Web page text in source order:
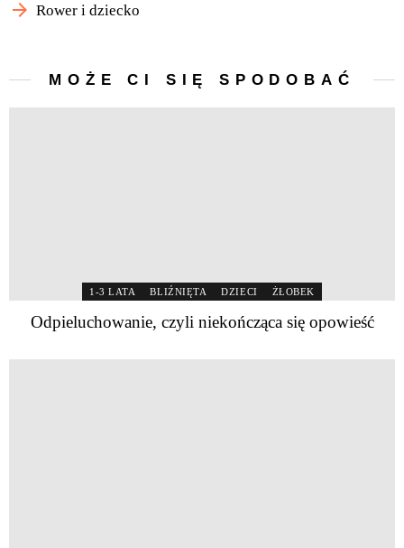
Rower i dziecko
MOŻE CI SIĘ SPODOBAĆ
1-3 LATA BLIŹNIĘTA DZIECI ŻŁOBEK
Odpieluchowanie, czyli niekończąca się opowieść